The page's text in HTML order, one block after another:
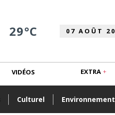
29°C
Culturel Environnement
VIDÉOS EXTRA